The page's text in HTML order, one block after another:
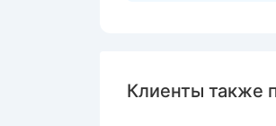
Клиенты также